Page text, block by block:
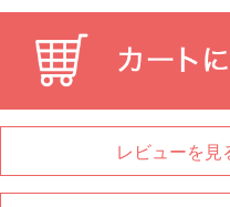
レビューを見